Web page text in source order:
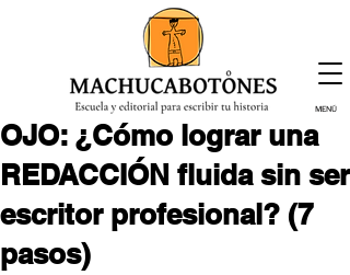
¡Inscríbete hoy!
MENÚ
OJO: ¿Cómo lograr una
REDACCIÓN fluida sin ser
escritor profesional? (7
pasos)